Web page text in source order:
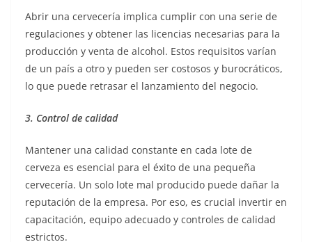
Abrir una cervecería implica cumplir con una serie de
regulaciones y obtener las licencias necesarias para la
producción y venta de alcohol. Estos requisitos varían
de un país a otro y pueden ser costosos y burocráticos,
lo que puede retrasar el lanzamiento del negocio.
3. Control de calidad
Mantener una calidad constante en cada lote de
cerveza es esencial para el éxito de una pequeña
cervecería. Un solo lote mal producido puede dañar la
reputación de la empresa. Por eso, es crucial invertir en
capacitación, equipo adecuado y controles de calidad
estrictos.